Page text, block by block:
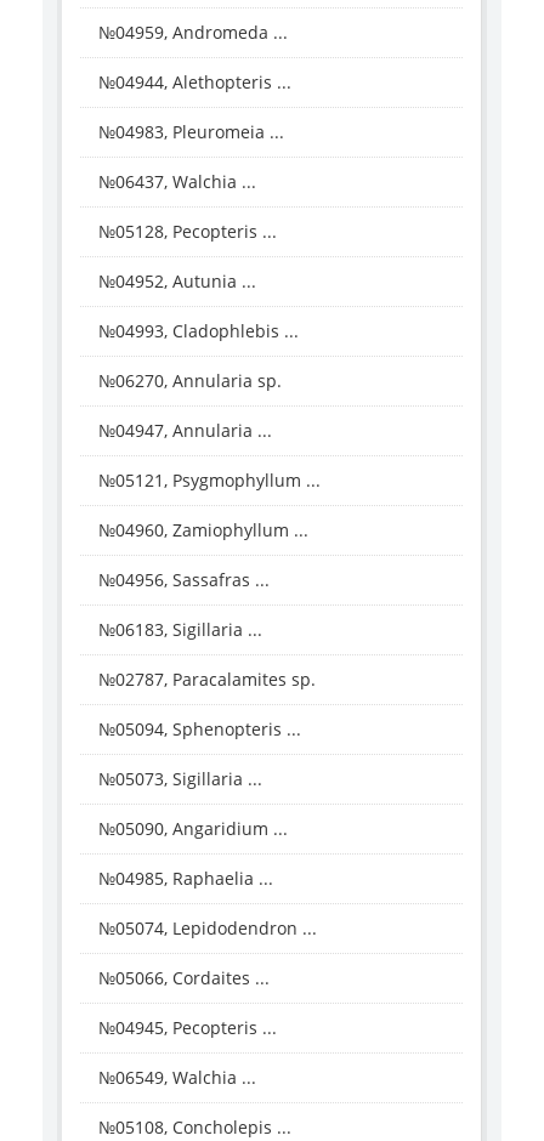
№04959, Andromeda ...
№04944, Alethopteris ...
№04983, Pleuromeia ...
№06437, Walchia ...
№05128, Pecopteris ...
№04952, Autunia ...
№04993, Cladophlebis ...
№06270, Annularia sp.
№04947, Annularia ...
№05121, Psygmophyllum ...
№04960, Zamiophyllum ...
№04956, Sassafras ...
№06183, Sigillaria ...
№02787, Paracalamites sp.
№05094, Sphenopteris ...
№05073, Sigillaria ...
№05090, Angaridium ...
№04985, Raphaelia ...
№05074, Lepidodendron ...
№05066, Cordaites ...
№04945, Pecopteris ...
№06549, Walchia ...
№05108, Concholepis ...